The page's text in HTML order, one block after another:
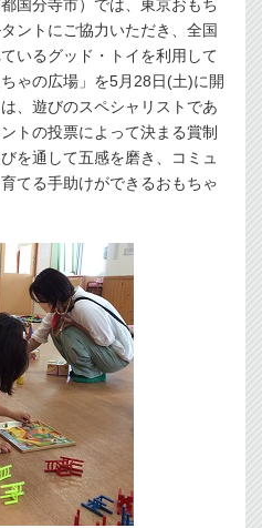
国分寺市）では、東京おもち
ントにご協力いただき、全国
いるグッド・トイを利用して
ゃの広場」を5月28日(土)に開
、遊びのスペシャリストであ
トの投票によって決まる賞制
を通して五感を磨き、コミュ
てる手助けができるおもちゃ